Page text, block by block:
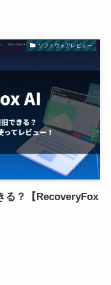
ソフトウェアレビュー
る？【RecoveryFox